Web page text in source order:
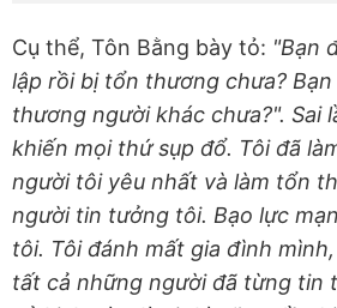
Cụ thể, Tôn Bằng bày tỏ: "Bạn
lập rồi bị tổn thương chưa?
thương người khác chưa?". Sai
khiến mọi thứ sụp đổ. Tôi đã
người tôi yêu nhất và làm tổn
người tin tưởng tôi. Bạo lực
tôi. Tôi đánh mất gia đình
tất cả những người đã từng tin